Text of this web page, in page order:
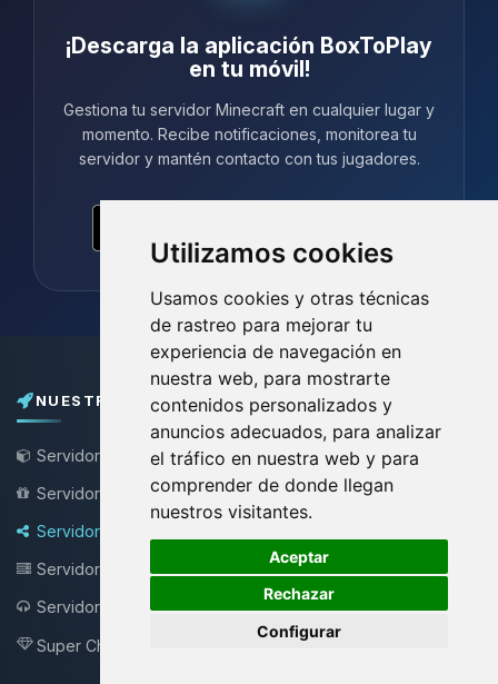
Utilizamos cookies
Usamos cookies y otras técnicas
de rastreo para mejorar tu
experiencia de navegación en
nuestra web, para mostrarte
contenidos personalizados y
anuncios adecuados, para analizar
el tráfico en nuestra web y para
comprender de donde llegan
nuestros visitantes.
Aceptar
Rechazar
Configurar
¡Descarga la aplicación BoxToPlay
en tu móvil!
Gestiona tu servidor Minecraft en cualquier lugar y
momento. Recibe notificaciones, monitorea tu
servidor y mantén contacto con tus jugadores.
NUESTROS PLANES
Servidor de Minecraft
Servidor Minecraft Gratis
Servidor Bungee / Velocity
Servidor VPS
Servidor Teamspeak
Super Choupy
🍪